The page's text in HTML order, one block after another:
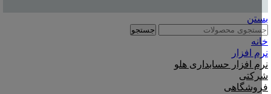
بستن
جستجو
خانه
نرم افزار
نرم افزار حسابداری هلو
شرکتی
فروشگاهی